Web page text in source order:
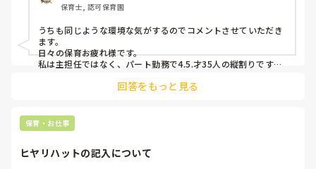
保育士, 認可保育園
うちも同じような環境な気がするのでコメントさせていただき
ます。
日々の保育お疲れ様です。
私は主担任ではなく、パート勤務で4.5.才35人の縦割りです。
うちも要支援児が数名おり、朝の集まりで立って歌を歌うのに
立ちましょうの合図で立つかどうかはそれぞれで、したくない
という子どもは今はうたの時間だから立たなくてもいいから座
り回る子どもは減りました。
回答をもっと見る
保育・お仕事
ヒヤリハットの記入について